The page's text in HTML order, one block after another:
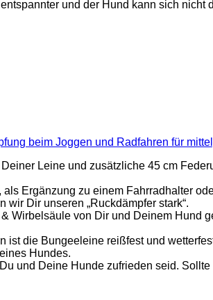
und der Hund kann sich nicht
beim Joggen und Radfahren für
Leine und zusätzliche 45 cm
Ergänzung zu einem Fahrradhalter
wir Dir unseren „Ruckdämpfer stark“.
Wirbelsäule von Dir und Deinem
ist die Bungeeleine reißfest und
Hundes.
und Deine Hunde zufrieden seid.